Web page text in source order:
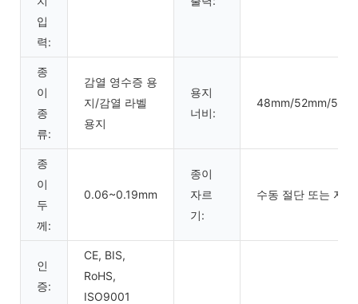
입
력:
종
이
종
류:
감열 영수증 용
지/감열 라벨
용지
용지
너비:
48mm/52mm/
종
이
두
께:
0.06~0.19mm
종이
자르
기:
수동 절단 또는 자
인
증:
CE, BIS,
RoHS,
ISO9001